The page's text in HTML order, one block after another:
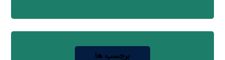
برچسب ها